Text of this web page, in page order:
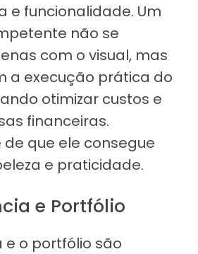
e funcionalidade. Um
não se
com o visual, mas
a execução prática do
otimizar custos e
financeiras.
que ele consegue
e praticidade.
e Portfólio
e o portfólio são